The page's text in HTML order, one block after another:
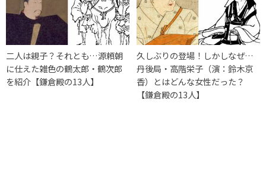
二人は親子？それとも…源頼朝
に仕えた雑色の鶴太郎・鶴次郎
を紹介【鎌倉殿の13人】
久しぶりの登場！しかしなぜ…
丹後局・高階栄子（演：鈴木京
香）とはどんな女性だった？
【鎌倉殿の13人】